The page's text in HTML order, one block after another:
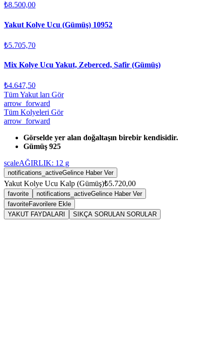
₺8.500,00
Yakut Kolye Ucu (Gümüş) 10952
₺5.705,70
Mix Kolye Ucu Yakut, Zeberced, Safir (Gümüş)
₺4.647,50
Tüm Yakut ları Gör
arrow_forward
Tüm Kolyeleri Gör
arrow_forward
Görselde yer alan doğaltaşın birebir kendisidir.
Gümüş 925
scaleAĞIRLIK: 12 g
notifications_activeGelince Haber Ver
Yakut Kolye Ucu Kalp (Gümüş)₺5.720,00
favorite notifications_activeGelince Haber Ver
favoriteFavorilere Ekle
YAKUT FAYDALARI
SIKÇA SORULAN SORULAR